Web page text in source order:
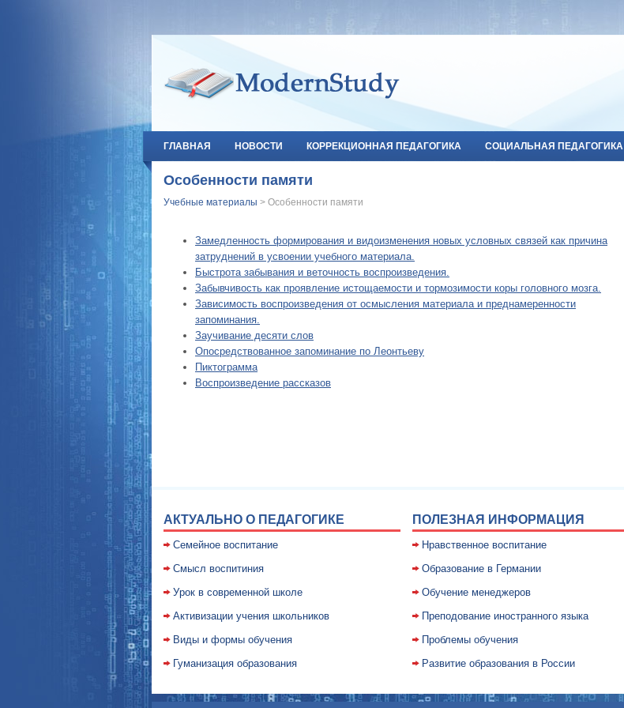
ГЛАВНАЯ НОВОСТИ КОРРЕКЦИОННАЯ ПЕДАГОГИКА СОЦИАЛЬНАЯ ПЕДАГОГИКА
Особенности памяти
Учебные материалы > Особенности памяти
Замедленность формирования и видоизменения новых условных связей как причина
затруднений в усвоении учебного материала.
Быстрота забывания и веточность воспроизведения.
Забывчивость как проявление истощаемости и тормозимости коры головного мозга.
Зависимость воспроизведения от осмысления материала и преднамеренности
запоминания.
Заучивание десяти слов
Опосредствованное запоминание по Леонтьеву
Пиктограмма
Воспроизведение рассказов
АКТУАЛЬНО О ПЕДАГОГИКЕ
Семейное воспитание
Смысл воспитиния
Уpок в совpеменной школе
Активизации учения школьников
Виды и формы обучения
Гуманизация образования
ПОЛЕЗНАЯ ИНФОРМАЦИЯ
Нравственное воспитание
Образование в Германии
Обучение менеджеров
Преподование иностранного языка
Проблемы обучения
Развитие образования в России